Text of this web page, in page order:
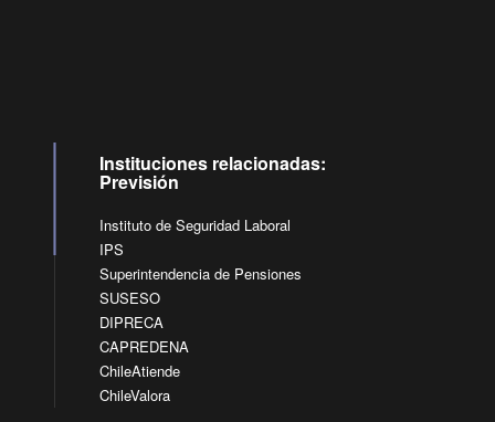
Instituciones relacionadas:
Previsión
Instituto de Seguridad Laboral
IPS
Superintendencia de Pensiones
SUSESO
DIPRECA
CAPREDENA
ChileAtiende
ChileValora